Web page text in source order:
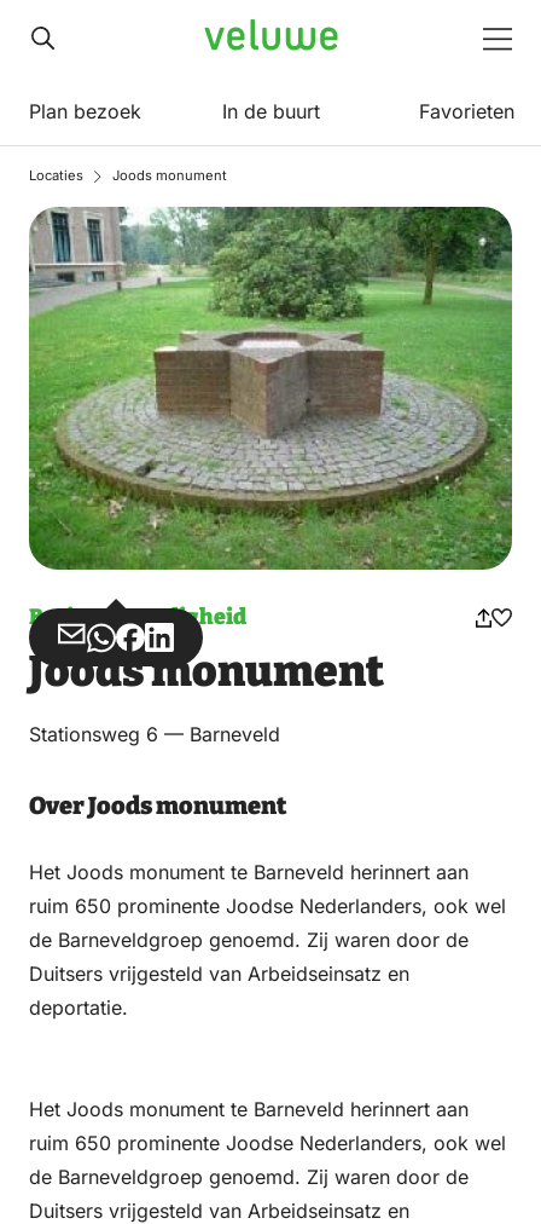
Veluwe
Plan bezoek In de buurt Favorieten
Locaties Joods monument
Bezienswaardigheid
Deel
via
Deel
via
Deel
op
Deel
op
Joods monument
Stationsweg 6 — Barneveld
Over Joods monument
Het Joods monument te Barneveld herinnert aan
ruim 650 prominente Joodse Nederlanders, ook wel
de Barneveldgroep genoemd. Zij waren door de
Duitsers vrijgesteld van Arbeidseinsatz en
deportatie.
Het Joods monument te Barneveld herinnert aan
ruim 650 prominente Joodse Nederlanders, ook wel
de Barneveldgroep genoemd. Zij waren door de
Duitsers vrijgesteld van Arbeidseinsatz en